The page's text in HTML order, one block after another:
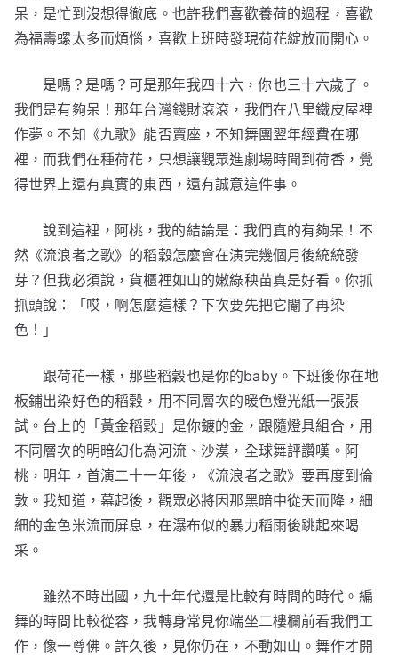
呆，是忙到沒想得徹底。也許我們喜歡養荷的過程，喜歡
為福壽螺太多而煩惱，喜歡上班時發現荷花綻放而開心。
是嗎？是嗎？可是那年我四十六，你也三十六歲了。
我們是有夠呆！那年台灣錢財滾滾，我們在八里鐵皮屋裡
作夢。不知《九歌》能否賣座，不知舞團翌年經費在哪
裡，而我們在種荷花，只想讓觀眾進劇場時聞到荷香，覺
得世界上還有真實的東西，還有誠意這件事。
說到這裡，阿桃，我的結論是：我們真的有夠呆！不
然《流浪者之歌》的稻穀怎麼會在演完幾個月後統統發
芽？但我必須說，貨櫃裡如山的嫩綠秧苗真是好看。你抓
抓頭說：「哎，啊怎麼這樣？下次要先把它閹了再染
色！」
跟荷花一樣，那些稻穀也是你的baby。下班後你在地
板鋪出染好色的稻穀，用不同層次的暖色燈光紙一張張
試。台上的「黃金稻穀」是你鍍的金，跟隨燈具組合，用
不同層次的明暗幻化為河流、沙漠，全球舞評讚嘆。阿
桃，明年，首演二十一年後，《流浪者之歌》要再度到倫
敦。我知道，幕起後，觀眾必將因那黑暗中從天而降，細
細的金色米流而屏息，在瀑布似的暴力稻雨後跳起來喝
采。
雖然不時出國，九十年代還是比較有時間的時代。編
舞的時間比較從容，我轉身常見你端坐二樓欄前看我們工
作，像一尊佛。許久後，見你仍在，不動如山。舞作才開